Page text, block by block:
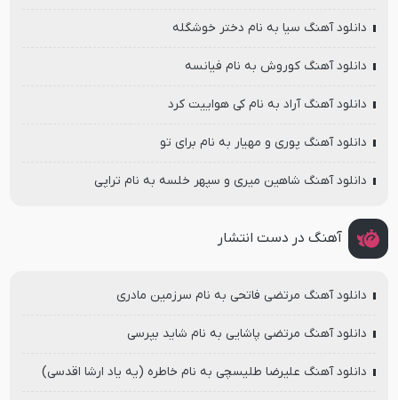
دانلود آهنگ سیا به نام دختر خوشگله
دانلود آهنگ کوروش به نام فیانسه
دانلود آهنگ آراد به نام کی هواییت کرد
دانلود آهنگ پوری و مهیار به نام برای تو
دانلود آهنگ شاهین میری و سپهر خلسه به نام تراپی
آهنگ در دست انتشار
دانلود آهنگ مرتضی فاتحی به نام سرزمین مادری
دانلود آهنگ مرتضی پاشایی به نام شاید بپرسی
دانلود آهنگ علیرضا طلیسچی به نام خاطره (یه یاد ارشا اقدسی)